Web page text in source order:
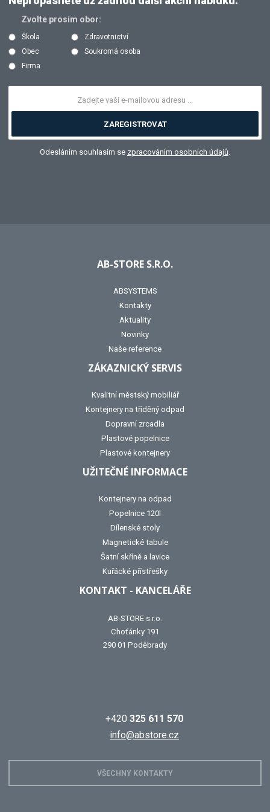
Zvolte prosím obor:
Škola
Zdravotnictví
Obec
Soukromá osoba
Firma
ZAREGISTROVAT
Odesláním souhlasím se zpracováním osobních údajů
AB-STORE S.R.O.
ABSYSTEMS
Kontakty
Aktuality
Novinky
Naše reference
ZÁKAZNICKÝ SERVIS
Kvalitní městský mobiliář
Kontejnery na tříděný odpad
Dopravní zrcadla
Plastové popelnice
Plastové kontejnery
UŽITEČNÉ INFORMACE
Kontejnery na odpad
Popelnice 120l
Dílenské stoly
Magnetické tabule
Šatní skříně a lavice
Kuřácké přístřešky
KONTAKT - KANCELÁŘE
AB-STORE s.r.o.
Choťánky 191
290 01 Poděbrady
+420 325 611 570
info@abstore.cz
VŠECHNY KONTAKTY